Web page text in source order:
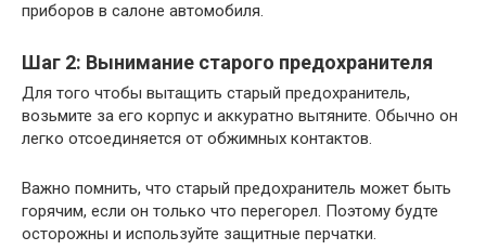
приборов в салоне автомобиля.
Шаг 2: Вынимание старого предохранителя
Для того чтобы вытащить старый предохранитель,
возьмите за его корпус и аккуратно вытяните. Обычно он
легко отсоединяется от обжимных контактов.
Важно помнить, что старый предохранитель может быть
горячим, если он только что перегорел. Поэтому будте
осторожны и используйте защитные перчатки.